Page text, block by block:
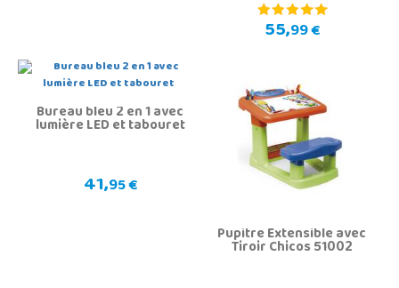
55,99 €
Bureau bleu 2 en 1 avec
lumière LED et tabouret
41,95 €
Pupitre Extensible avec
Tiroir Chicos 51002